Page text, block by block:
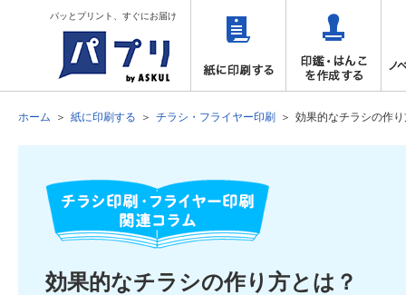
パッとプリント、すぐにお届け
ホーム 紙に印刷する チラシ・フライヤー印刷 効果的なチラシの作
効果的なチラシの作り方とは？